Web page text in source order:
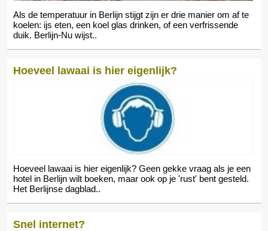
Als de temperatuur in Berlijn stijgt zijn er drie manier om af te
koelen: ijs eten, een koel glas drinken, of een verfrissende
duik. Berlijn-Nu wijst..
Hoeveel lawaai is hier eigenlijk?
Hoeveel lawaai is hier eigenlijk? Geen gekke vraag als je een
hotel in Berlijn wilt boeken, maar ook op je 'rust' bent gesteld.
Het Berlijnse dagblad..
Snel internet?